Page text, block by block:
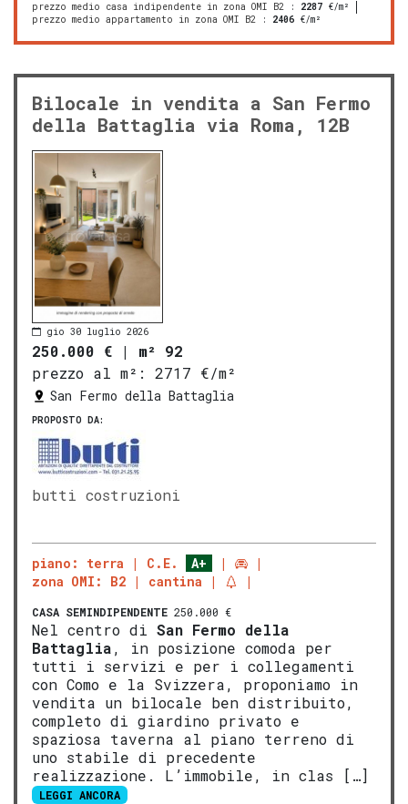
prezzo medio casa indipendente in zona OMI B2 : 2287 €/m²
prezzo medio appartamento in zona OMI B2 : 2406 €/m²
Bilocale in vendita a San Fermo
della Battaglia via Roma, 12B
gio 30 luglio 2026
250.000 € | m² 92
prezzo al m²:
2717 €/m²
San Fermo della Battaglia
PROPOSTO DA:
butti costruzioni
piano: terra C.E.
A+
zona OMI: B2
cantina
CASA SEMINDIPENDENTE 250.000 €
Nel centro di San Fermo della
Battaglia, in posizione comoda per
tutti i servizi e per i collegamenti
con Como e la Svizzera, proponiamo in
vendita un bilocale ben distribuito,
completo di giardino privato e
spaziosa taverna al piano terreno di
uno stabile di precedente
realizzazione. L’immobile, in clas […]
LEGGI ANCORA